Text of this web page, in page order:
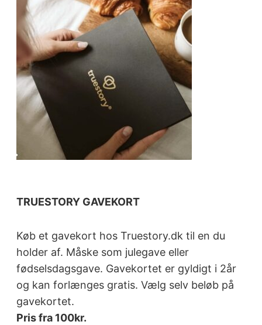
TRUESTORY GAVEKORT
Køb et gavekort hos Truestory.dk til en du
holder af. Måske som julegave eller
fødselsdagsgave. Gavekortet er gyldigt i 2år
og kan forlænges gratis. Vælg selv beløb på
gavekortet.
Pris fra 100kr.